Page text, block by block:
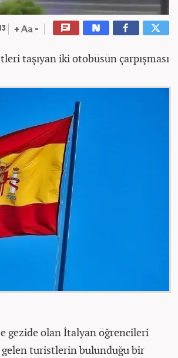
taşıyan iki otobüsün çarpışması
gezide olan İtalyan öğrencileri
turistlerin bulunduğu bir